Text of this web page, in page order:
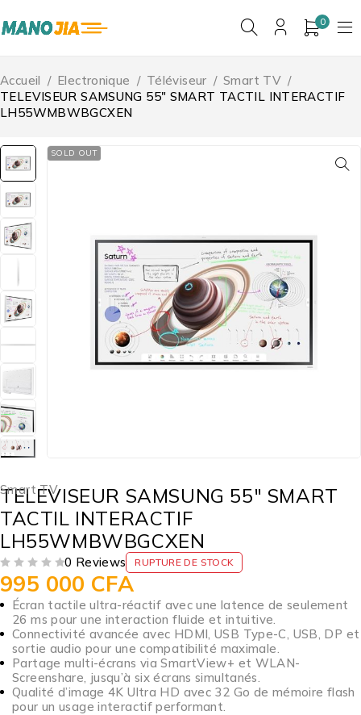
0
Accueil / Electronique / Téléviseur / Smart TV /
TELEVISEUR SAMSUNG 55″ SMART TACTIL INTERACTIF
LH55WMBWBGCXEN
SOLD OUT
Smart TV
TELEVISEUR SAMSUNG 55″ SMART
TACTIL INTERACTIF
LH55WMBWBGCXEN
0 Reviews RUPTURE DE STOCK
995 000 CFA
Écran tactile ultra-réactif avec une latence de seulement
26 ms pour une interaction fluide et intuitive.
Connectivité avancée avec HDMI, USB Type-C, USB, DP et
sortie audio pour une compatibilité maximale.
Partage multi-écrans via SmartView+ et WLAN-
Screenshare, jusqu’à six écrans simultanés.
Qualité d’image 4K Ultra HD avec 32 Go de mémoire flash
pour un usage interactif performant.